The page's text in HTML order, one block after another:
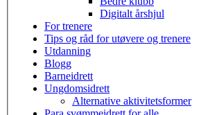
Digitalt årshjul
For trenere
Tips og råd for utøvere og trenere
Utdanning
Blogg
Barneidrett
Ungdomsidrett
Alternative aktivitetsformer